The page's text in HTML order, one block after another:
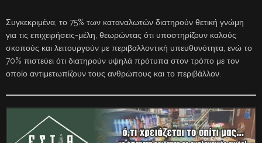
Συγκεκριμένα, το 75% των καταναλωτών διατηρούν θετική γνώμη
για τις επιχειρήσεις-μέλη, θεωρώντας ότι υποστηρίζουν καλούς
σκοπούς και λειτουργούν με περιβαλλοντική υπευθυνότητα, ενώ το
70% πιστεύει ότι διατηρούν υψηλά πρότυπα στον τρόπο με τον
οποίο αντιμετωπίζουν τους ανθρώπους και το περιβάλλον.